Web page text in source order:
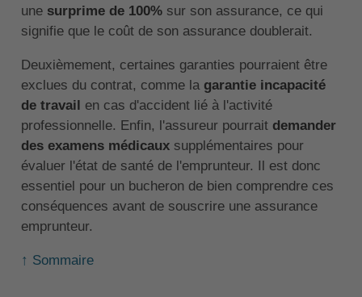
une surprime de 100%sur son assurance, ce qui
signifie que le coût de son assurance doublerait.
Deuxièmement, certaines garanties pourraient être
exclues du contrat, comme la garantie incapacité
de travail
en cas d'accident lié à l'activité
professionnelle. Enfin, l'assureur pourrait demander
des examens médicauxsupplémentaires pour
évaluer l'état de santé de l'emprunteur. Il est donc
essentiel pour un bucheron de bien comprendre ces
conséquences avant de souscrire une assurance
emprunteur.
↑ Sommaire